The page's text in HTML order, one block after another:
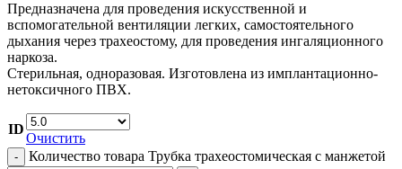
Предназначена для проведения искусственной и
вспомогательной вентиляции легких, самостоятельного
дыхания через трахеостому, для проведения ингаляционного
наркоза.
Стерильная, одноразовая. Изготовлена из имплантационно-
нетоксичного ПВХ.
ID
Очистить
Количество товара Трубка трахеостомическая с манжетой